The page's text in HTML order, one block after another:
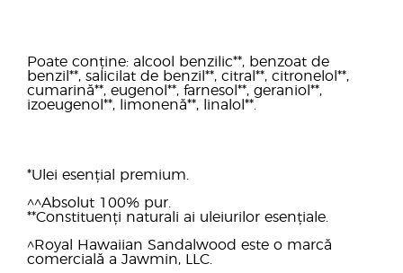
Poate conține: alcool benzilic**, benzoat de
benzil**, salicilat de benzil**, citral**, citronelol**,
cumarină**, eugenol**, farnesol**, geraniol**,
izoeugenol**, limonenă**, linalol**.
*Ulei esențial premium.
^^Absolut 100% pur.
**Constituenți naturali ai uleiurilor esențiale.
^Royal Hawaiian Sandalwood este o marcă
comercială a Jawmin, LLC.